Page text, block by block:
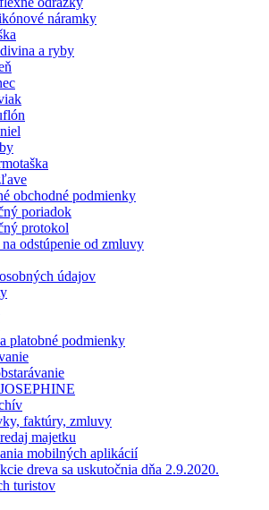
náramky
a ryby
obchodné podmienky
poriadok
protokol
odstúpenie od zmluvy
údajov
platobné podmienky
faktúry, zmluvy
majetku
mobilných aplikácií
dreva sa uskutočnia dňa 2.9.2020.
turistov